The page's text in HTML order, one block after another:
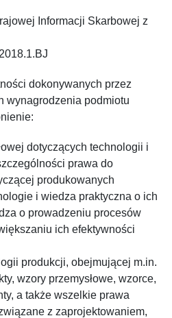
Informacji Skarbowej z
dokonywanych przez
wynagrodzenia podmiotu
dotyczących technologii i
prawa do
produkowanych
i wiedza praktyczna o ich
o prowadzeniu procesów
ich efektywności
produkcji, obejmującej m.in.
wzory przemysłowe, wzorce,
a także wszelkie prawa
z zaprojektowaniem,